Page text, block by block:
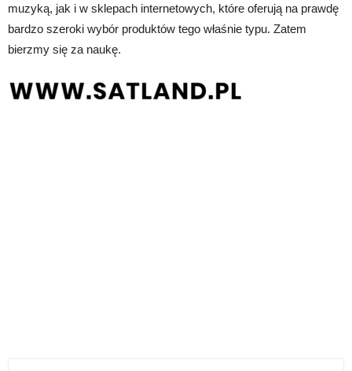
muzyką, jak i w sklepach internetowych, które oferują na prawdę
bardzo szeroki wybór produktów tego właśnie typu. Zatem
bierzmy się za naukę.